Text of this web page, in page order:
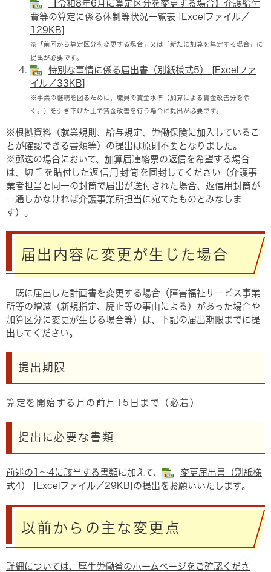
【令和8年6月に算定区分を変更する場合】介護給付
費等の算定に係る体制等状況一覧表 [Excelファイル／
129KB]
※「前回から算定区分を変更する場合」又は「新たに加算を算定する場合」に
提出が必要です。​
特別な事情に係る届出書（別紙様式5） [Excelファ
イル／33KB]
※事業の継続を図るために、職員の賃金水準（加算による賃金改善分を除
く。）を引き下げた上で賃金改善を行う場合に提出が必要です。
※根拠資料（就業規則、給与規定、労働保険に加入しているこ
とが確認できる書類等）の提出は原則不要となりました。
※郵送の場合において、加算届連絡票の返信を希望する場合
は、 切手 を貼付した返信用封筒 を同封してください（介護事
業者担当と同一の封筒で届出が送付された場合、返信用封筒が
一通しかなければ介護事業所担当に宛てたものとみなしま
す）。
届出内容に変更が生じた場合
既に届出した計画書を変更する場合（障害福祉サービス事業
所等の増減（新規指定、廃止等の事由による）があった場合や
加算区分に変更が生じる場合等）は、下記の届出期限までに提
出してください。
提出期限
算定を開始する月の前月15日まで（必着）
提出に必要な書類
前述の1～4に該当する書類 に加えて、
変更届出書（別紙様
式4） [Excelファイル／29KB] ​の提出をお願いいたします。
以前からの主な変更点
詳細については、厚生労働省のホームページをご確認くださ